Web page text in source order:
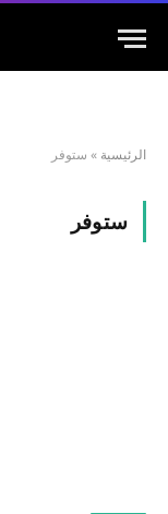
الرئيسية » ستوفر
ستوفر